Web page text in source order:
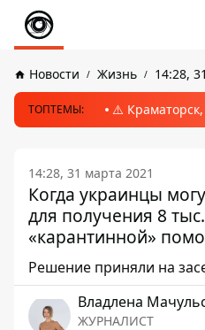
Новости Жизнь 14:28,
ТОПТЕМЫ: ⚠️ Краматорск,
14:28, 31 марта 2021
Когда украинцы
для получения 8
«карантинной»
Решение приняли на
Владлена
ЖУРНАЛИСТ